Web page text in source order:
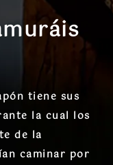
tiene sus
la cual los
de la
caminar por